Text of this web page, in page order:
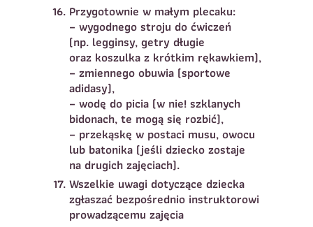
Przygotownie w małym plecaku:
– wygodnego stroju do ćwiczeń
(np. legginsy, getry długie
oraz koszulka z krótkim rękawkiem),
– zmiennego obuwia (sportowe
adidasy),
– wodę do picia (w nie! szklanych
bidonach, te mogą się rozbić),
– przekąskę w postaci musu, owocu
lub batonika (jeśli dziecko zostaje
na drugich zajęciach).
Wszelkie uwagi dotyczące dziecka
zgłaszać bezpośrednio instruktorowi
prowadzącemu zajęcia